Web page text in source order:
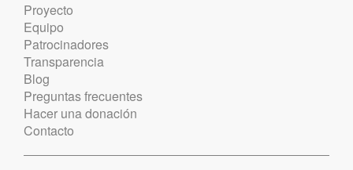
Proyecto
Equipo
Patrocinadores
Transparencia
Blog
Preguntas frecuentes
Hacer una donación
Contacto